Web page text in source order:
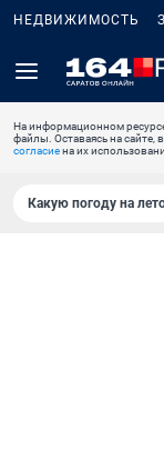
НЕДВИЖИМОСТЬ
На информационном
файлы. Оставаясь на сайте,
согласиена их
Какую погоду на